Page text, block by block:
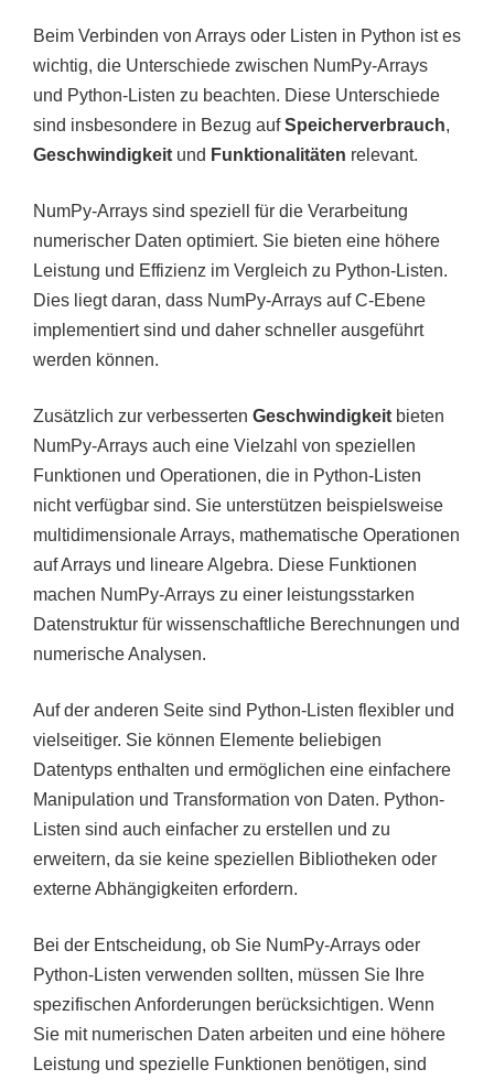
Beim Verbinden von Arrays oder Listen in Python ist es
wichtig, die Unterschiede zwischen NumPy-Arrays
und Python-Listen zu beachten. Diese Unterschiede
sind insbesondere in Bezug aufSpeicherverbrauch,
Geschwindigkeit und Funktionalitäten relevant.
NumPy-Arrays sind speziell für die Verarbeitung
numerischer Daten optimiert. Sie bieten eine höhere
Leistung und Effizienz im Vergleich zu Python-Listen.
Dies liegt daran, dass NumPy-Arrays auf C-Ebene
implementiert sind und daher schneller ausgeführt
werden können.
Zusätzlich zur verbesserten Geschwindigkeit bieten
NumPy-Arrays auch eine Vielzahl von speziellen
Funktionen und Operationen, die in Python-Listen
nicht verfügbar sind. Sie unterstützen beispielsweise
multidimensionale Arrays, mathematische Operationen
auf Arrays und lineare Algebra. Diese Funktionen
machen NumPy-Arrays zu einer leistungsstarken
Datenstruktur für wissenschaftliche Berechnungen und
numerische Analysen.
Auf der anderen Seite sind Python-Listen flexibler und
vielseitiger. Sie können Elemente beliebigen
Datentyps enthalten und ermöglichen eine einfachere
Manipulation und Transformation von Daten. Python-
Listen sind auch einfacher zu erstellen und zu
erweitern, da sie keine speziellen Bibliotheken oder
externe Abhängigkeiten erfordern.
Bei der Entscheidung, ob Sie NumPy-Arrays oder
Python-Listen verwenden sollten, müssen Sie Ihre
spezifischen Anforderungen berücksichtigen. Wenn
Sie mit numerischen Daten arbeiten und eine höhere
Leistung und spezielle Funktionen benötigen, sind